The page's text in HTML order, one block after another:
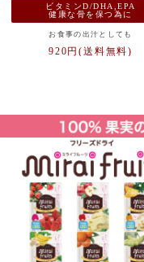
ビタミンD/DHA,EPA
健康な骨を保つ為に
お食事の出汁としても
920円(送料無料)